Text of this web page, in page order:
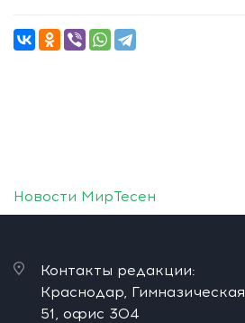
Новости МирТесен
Контакты редакции:
Краснодар, Гимназическая
51, офис 304